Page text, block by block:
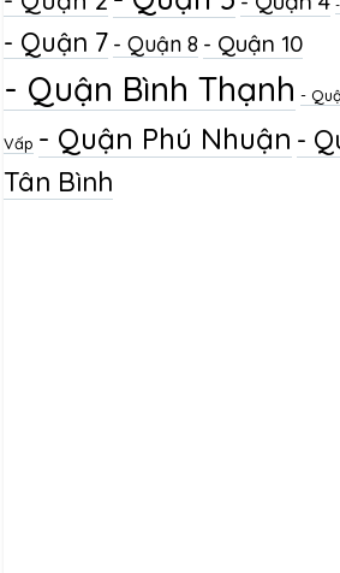
Quận 7 Quận 8 Quận 10
Quận Bình Thạnh
Vấp Quận Phú Nhuận
Tân Bình